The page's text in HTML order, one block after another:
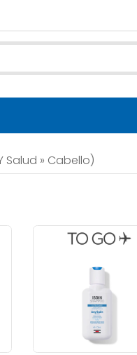
Salud » Cabello)